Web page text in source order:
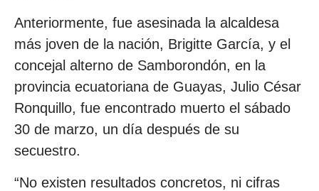
Anteriormente, fue asesinada la alcaldesa
más joven de la nación, Brigitte García, y el
concejal alterno de Samborondón, en la
provincia ecuatoriana de Guayas, Julio César
Ronquillo, fue encontrado muerto el sábado
30 de marzo, un día después de su
secuestro.
“No existen resultados concretos, ni cifras